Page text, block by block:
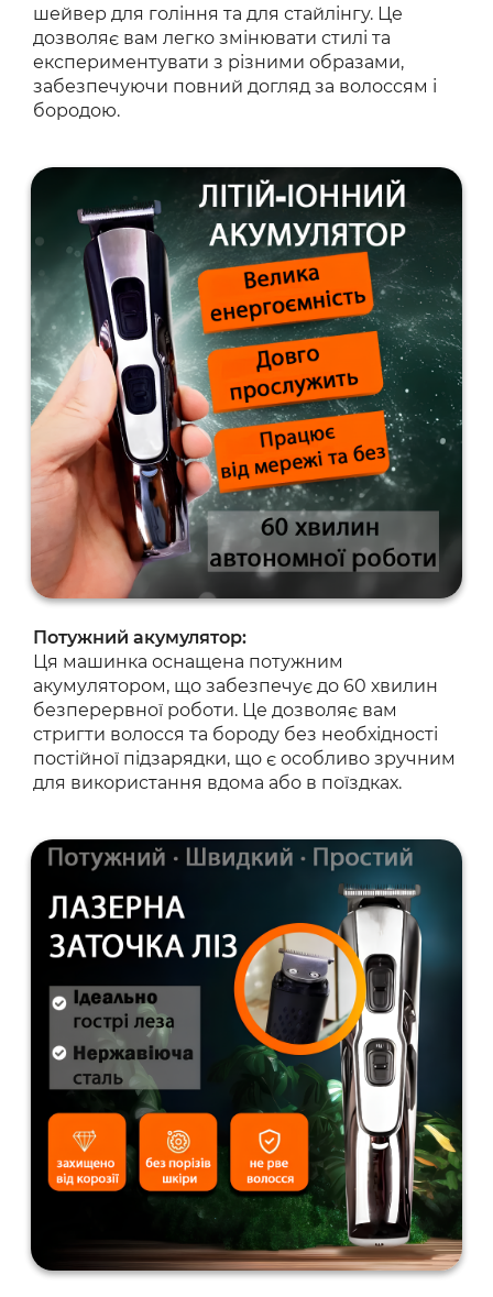
шейвер для гоління та для стайлінгу. Це
дозволяє вам легко змінювати стилі та
експериментувати з різними образами,
забезпечуючи повний догляд за волоссям і
бородою.
Потужний акумулятор:
Ця машинка оснащена потужним
акумулятором, що забезпечує до 60 хвилин
безперервної роботи. Це дозволяє вам
стригти волосся та бороду без необхідності
постійної підзарядки, що є особливо зручним
для використання вдома або в поїздках.